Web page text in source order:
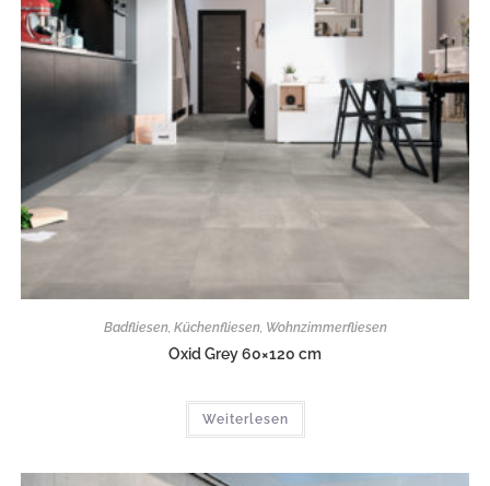
Badfliesen, Küchenfliesen, Wohnzimmerfliesen
Oxid Grey 60×120 cm
Weiterlesen